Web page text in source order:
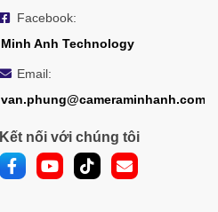
Facebook:
Minh Anh Technology
Email:
van.phung@cameraminhanh.com
Kết nối với chúng tôi